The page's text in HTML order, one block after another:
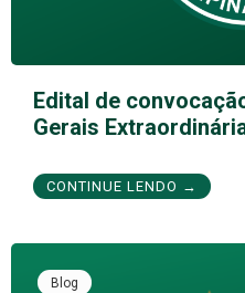
Edital de
Gerais
CONTINUE LENDO →
Blog